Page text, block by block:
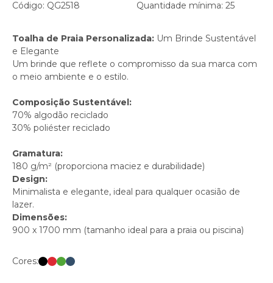
Código: QG2518 Quantidade mínima: 25
Toalha de Praia Personalizada: Um Brinde Sustentável
e Elegante
Um brinde que reflete o compromisso da sua marca com
o meio ambiente e o estilo.
Composição Sustentável:
70% algodão reciclado
30% poliéster reciclado
Gramatura:
180 g/m² (proporciona maciez e durabilidade)
Design:
Minimalista e elegante, ideal para qualquer ocasião de
lazer.
Dimensões:
900 x 1700 mm (tamanho ideal para a praia ou piscina)
Cores: